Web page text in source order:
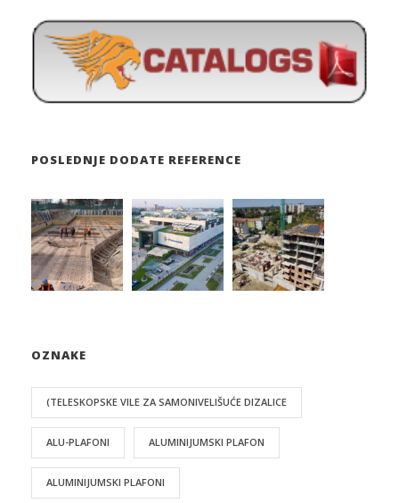
POSLEDNJE DODATE REFERENCE
OZNAKE
(TELESKOPSKE VILE ZA SAMONIVELIŠUĆE DIZALICE
ALU-PLAFONI ALUMINIJUMSKI PLAFON
ALUMINIJUMSKI PLAFONI